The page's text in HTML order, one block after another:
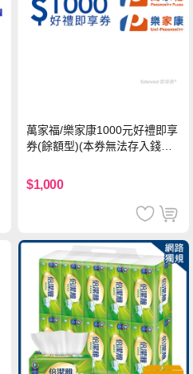
萬家福/樂家康1000元好禮即享
券(餘額型)(本券無法存入錢包
$1,000